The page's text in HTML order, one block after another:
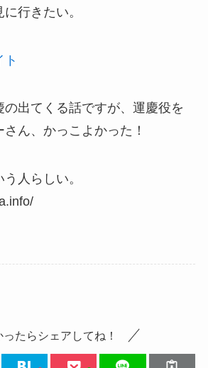
行きたい。
ト
出てくる話ですが、運慶役を
ん、かっこよかった！
人らしい。
ったらシェアしてね！